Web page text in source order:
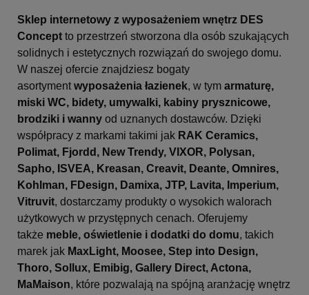
Sklep internetowy z wyposażeniem wnętrz DES
Concept to przestrzeń stworzona dla osób szukających
solidnych i estetycznych rozwiązań do swojego domu.
W naszej ofercie znajdziesz bogaty
asortyment wyposażenia łazienek, w tym armaturę,
miski WC, bidety, umywalki, kabiny prysznicowe,
brodziki i wanny od uznanych dostawców. Dzięki
współpracy z markami takimi jak RAK Ceramics,
Polimat, Fjordd, New Trendy, VIXOR, Polysan,
Sapho, ISVEA, Kreasan, Creavit, Deante, Omnires,
Kohlman, FDesign, Damixa, JTP, Lavita, Imperium,
Vitruvit, dostarczamy produkty o wysokich walorach
użytkowych w przystępnych cenach. Oferujemy
także meble, oświetlenie i dodatki do domu, takich
marek jak MaxLight, Moosee, Step into Design,
Thoro, Sollux, Emibig, Gallery Direct, Actona,
MaMaison, które pozwalają na spójną aranżację wnętrz